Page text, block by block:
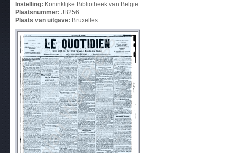
Instelling: Koninklijke Bibliotheek van België
Plaatsnummer: JB256
Plaats van uitgave: Bruxelles